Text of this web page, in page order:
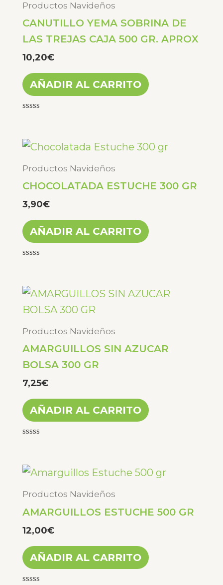
Productos Navideños
CANUTILLO YEMA SOBRINA DE
LAS TREJAS CAJA 500 GR. APROX
10,20€
AÑADIR AL CARRITO
de
Productos Navideños
CHOCOLATADA ESTUCHE 300 GR
3,90€
AÑADIR AL CARRITO
de
Productos Navideños
AMARGUILLOS SIN AZUCAR
BOLSA 300 GR
7,25€
AÑADIR AL CARRITO
de
Productos Navideños
AMARGUILLOS ESTUCHE 500 GR
12,00€
AÑADIR AL CARRITO